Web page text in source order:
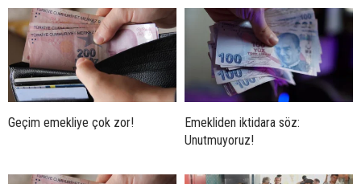
Geçim emekliye çok zor!
Emekliden iktidara söz:
Unutmuyoruz!